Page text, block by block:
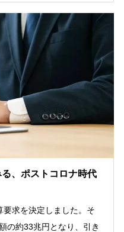
、ポストコロナ時代
求を決定しました。そ
の約33兆円となり、引き